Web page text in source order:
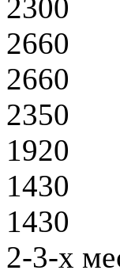
2300
2660
2660
2350
1920
1430
1430
2-3-х